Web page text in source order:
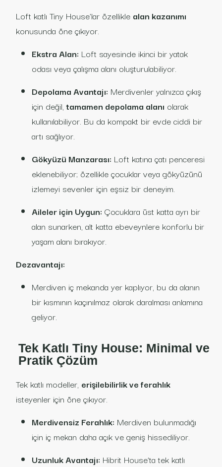
Loft katlı Tiny House’lar özellikle alan kazanımı
konusunda öne çıkıyor.
Ekstra Alan: Loft sayesinde ikinci bir yatak
odası veya çalışma alanı oluşturulabiliyor.
Depolama Avantajı: Merdivenler yalnızca çıkış
için değil,tamamen depolama alanı olarak
kullanılabiliyor. Bu da kompakt bir evde ciddi bir
artı sağlıyor.
Gökyüzü Manzarası: Loft katına çatı penceresi
eklenebiliyor; özellikle çocuklar veya gökyüzünü
izlemeyi sevenler için eşsiz bir deneyim.
Aileler için Uygun: Çocuklara üst katta ayrı bir
alan sunarken, alt katta ebeveynlere konforlu bir
yaşam alanı bırakıyor.
Dezavantajı:
Merdiven iç mekanda yer kaplıyor, bu da alanın
bir kısmının kaçınılmaz olarak daralması anlamına
geliyor.
Tek Katlı Tiny House: Minimal ve
Pratik Çözüm
Tek katlı modeller, erişilebilirlik ve ferahlık
isteyenler için öne çıkıyor.
Merdivensiz Ferahlık: Merdiven bulunmadığı
için iç mekan daha açık ve geniş hissediliyor.
Uzunluk Avantajı: Hibrit House’ta tek katlı